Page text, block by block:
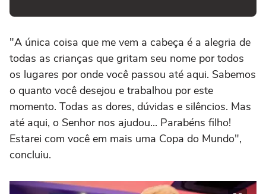
"A única coisa que me vem a cabeça é a alegria de
todas as crianças que gritam seu nome por todos
os lugares por onde você passou até aqui. Sabemos
o quanto você desejou e trabalhou por este
momento. Todas as dores, dúvidas e silêncios. Mas
até aqui, o Senhor nos ajudou... Parabéns filho!
Estarei com você em mais uma Copa do Mundo",
concluiu.